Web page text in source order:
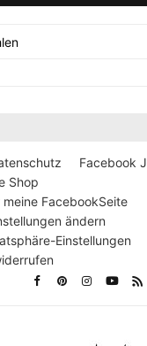
Facebook
Shop
FacebookSeite
ändern
Einstellungen